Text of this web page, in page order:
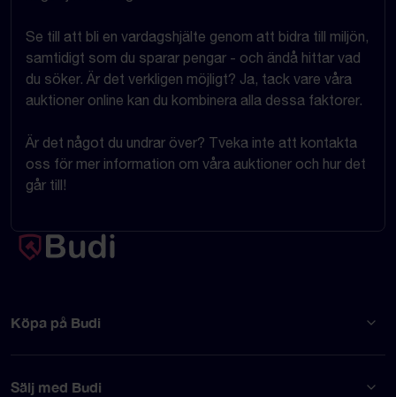
Se till att bli en vardagshjälte genom att bidra till miljön,
samtidigt som du sparar pengar - och ändå hittar vad
du söker. Är det verkligen möjligt? Ja, tack vare våra
auktioner online kan du kombinera alla dessa faktorer.
Är det något du undrar över? Tveka inte att kontakta
oss för mer information om våra auktioner och hur det
går till!
Köpa på Budi
Sälj med Budi